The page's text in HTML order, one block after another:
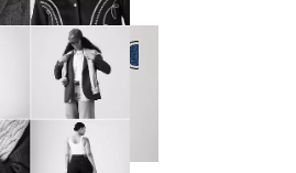
La chaqueta Trucker
(778)
130,00 €